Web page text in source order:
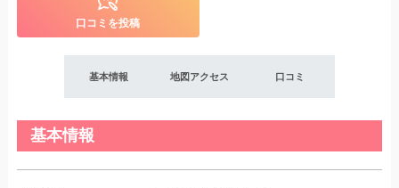
口コミを投稿
基本情報 地図アクセス 口コミ
基本情報